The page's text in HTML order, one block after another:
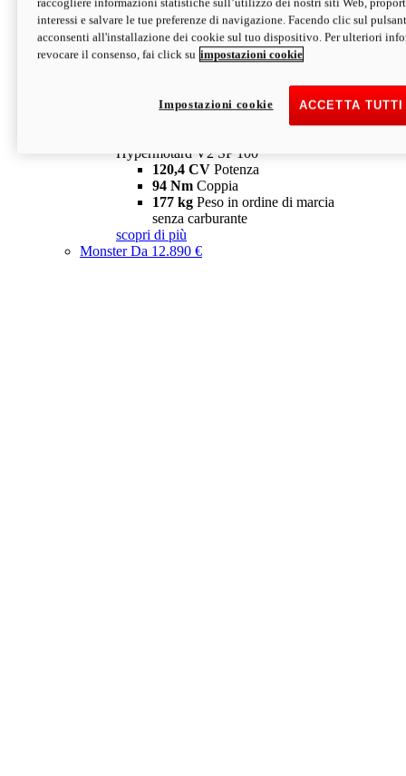
120,4 CVPotenza
94 NmCoppia
177 kgPeso in ordine di marcia
senza carburante
Depotenziata 35 kW: 18.890 € i
configura scopri di più
Hypermotard V2 SP 100
120,4 CV Potenza
94 Nm Coppia
177 kg Peso in ordine di marcia
senza carburante
scopri di più
MonsterDa 12.890 €
interessi e salvare le tue preferenze di navigazione. Facendo clic sul
acconsenti all'installazione dei cookie sul tuo dispositivo. Per ulteriori
revocare il consenso, fai click su impostazioni cookie
ACCETTA
Impostazioni cookie